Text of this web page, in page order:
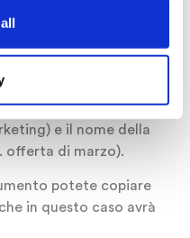
infomail, la
utilizzata per
e il nome della
offerta di marzo).
potete copiare
in questo caso avrà